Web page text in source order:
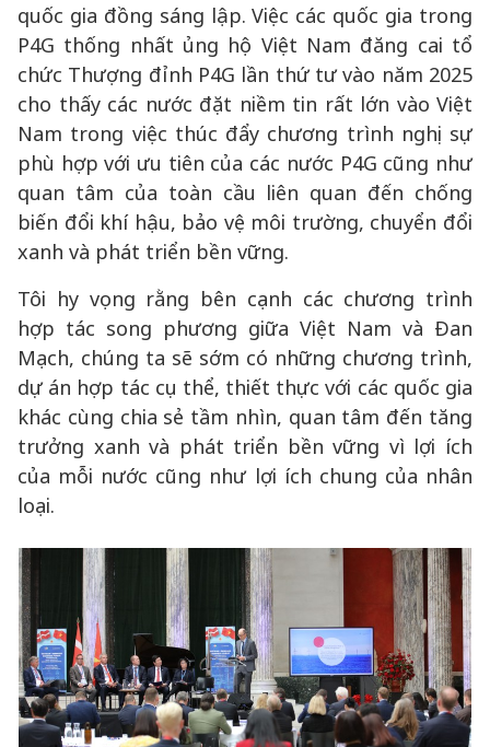
quốc gia đồng sáng lập. Việc các quốc gia trong
P4G thống nhất ủng hộ Việt Nam đăng cai tổ
chức Thượng đỉnh P4G lần thứ tư vào năm 2025
cho thấy các nước đặt niềm tin rất lớn vào Việt
Nam trong việc thúc đẩy chương trình nghị sự
phù hợp với ưu tiên của các nước P4G cũng như
quan tâm của toàn cầu liên quan đến chống
biến đổi khí hậu, bảo vệ môi trường, chuyển đổi
xanh và phát triển bền vững.
Tôi hy vọng rằng bên cạnh các chương trình
hợp tác song phương giữa Việt Nam và Đan
Mạch, chúng ta sẽ sớm có những chương trình,
dự án hợp tác cụ thể, thiết thực với các quốc gia
khác cùng chia sẻ tầm nhìn, quan tâm đến tăng
trưởng xanh và phát triển bền vững vì lợi ích
của mỗi nước cũng như lợi ích chung của nhân
loại.